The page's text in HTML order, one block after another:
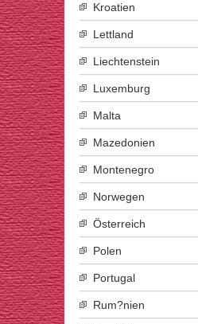
Kroatien
Lettland
Liechtenstein
Luxemburg
Malta
Mazedonien
Montenegro
Norwegen
Österreich
Polen
Portugal
Rum?nien